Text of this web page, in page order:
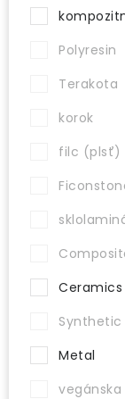
Polyresin
Terakota
korok
filc (plsť)
Ceramics
Synthetic
Metal
vegánska